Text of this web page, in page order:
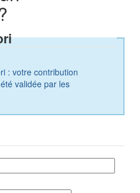
: votre contribution
validée par les